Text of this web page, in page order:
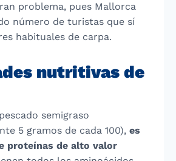
problema, pues Mallorca
número de turistas que sí
habituales de carpa.
nutritivas de
semigraso
5 gramos de cada 100), es
proteínas de alto valor